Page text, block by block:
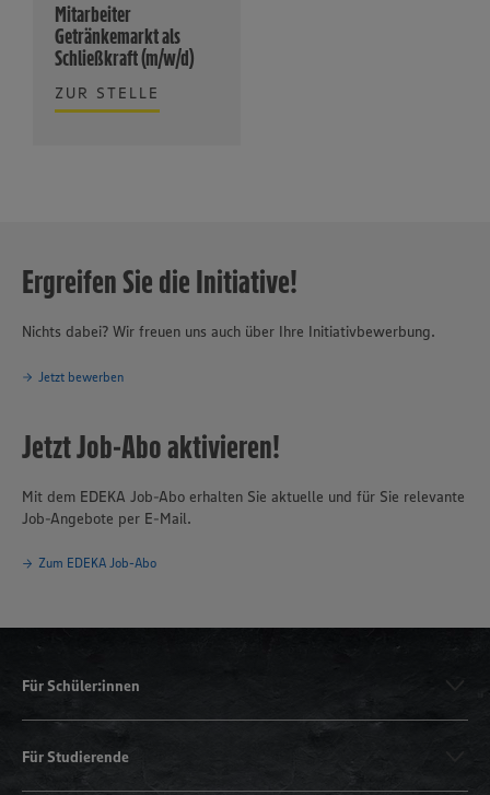
Mitarbeiter
Getränkemarkt als
Schließkraft (m/w/d)
ZUR STELLE
Ergreifen Sie die Initiative!
Nichts dabei? Wir freuen uns auch über Ihre Initiativbewerbung.
Jetzt bewerben
Jetzt Job-Abo aktivieren!
Mit dem EDEKA Job-Abo erhalten Sie aktuelle und für Sie relevante
Job-Angebote per E-Mail.
Zum EDEKA Job-Abo
Für Schüler:innen
Für Studierende